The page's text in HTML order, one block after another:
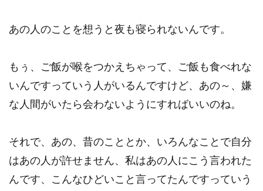
あの人のことを想うと夜も寝られないんです。
もぅ、ご飯が喉をつかえちゃって、ご飯も食べれな
いんですっていう人がいるんですけど、あの～、嫌
な人間がいたら会わないようにすればいいのね。
それで、あの、昔のこととか、いろんなことで自分
はあの人が許せません、私はあの人にこう言われた
んです、こんなひどいこと言ってたんですっていう